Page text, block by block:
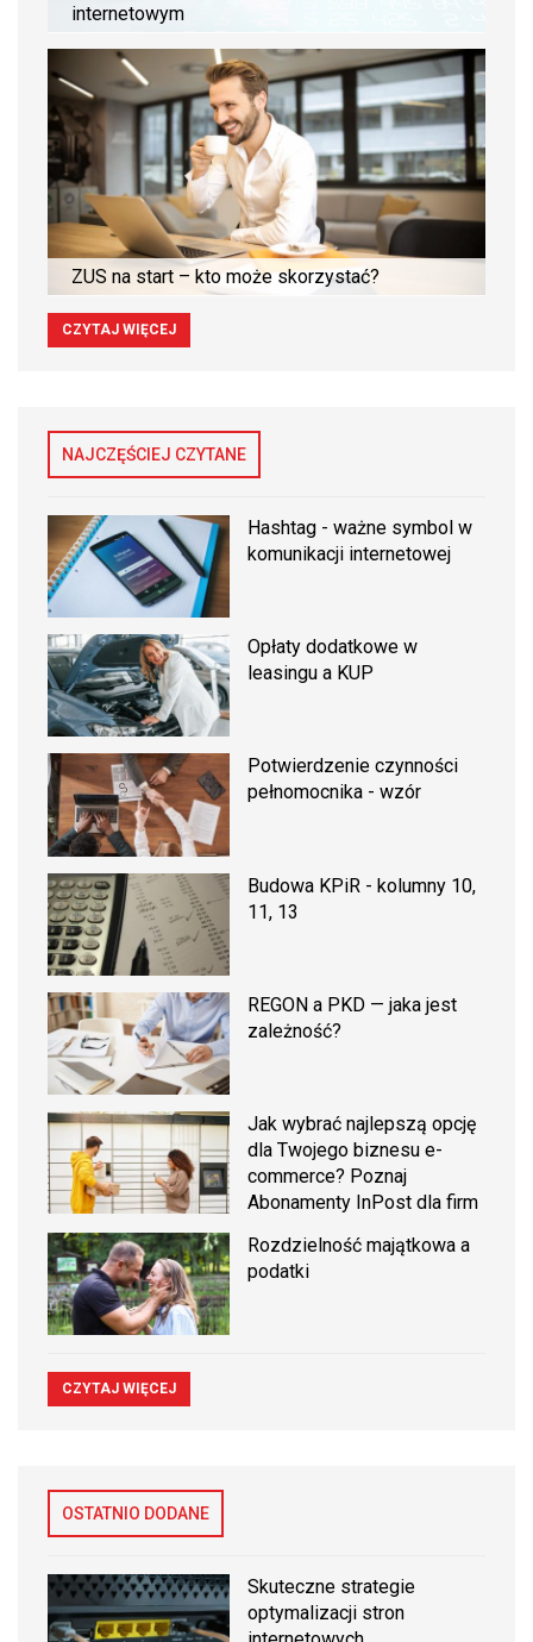
internetowym
ZUS na start – kto może skorzystać?
CZYTAJ WIĘCEJ
NAJCZĘŚCIEJ CZYTANE
Hashtag - ważne symbol w
komunikacji internetowej
Opłaty dodatkowe w
leasingu a KUP
Potwierdzenie czynności
pełnomocnika - wzór
Budowa KPiR - kolumny 10,
11, 13
REGON a PKD — jaka jest
zależność?
Jak wybrać najlepszą opcję
dla Twojego biznesu e-
commerce? Poznaj
Abonamenty InPost dla firm
Rozdzielność majątkowa a
podatki
CZYTAJ WIĘCEJ
OSTATNIO DODANE
Skuteczne strategie
optymalizacji stron